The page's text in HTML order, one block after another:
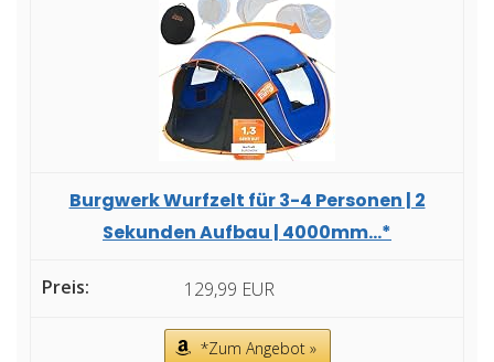
Burgwerk Wurfzelt für 3-4 Personen | 2
Sekunden Aufbau | 4000mm...*
129,99 EUR
*Zum Angebot »